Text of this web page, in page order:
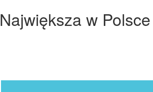
Największa w